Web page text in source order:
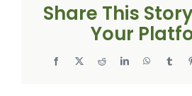
Share This
Your
Facebook
X RedditLinkedInWhatsApp